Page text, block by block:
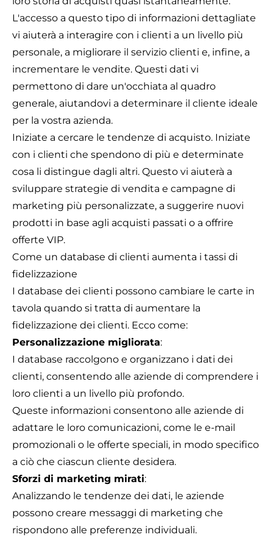
L'accesso a questo tipo di informazioni dettagliate
vi aiuterà a interagire con i clienti a un livello più
personale, a migliorare il servizio clienti e, infine, a
incrementare le vendite. Questi dati vi
permettono di dare un'occhiata al quadro
generale, aiutandovi a determinare il cliente ideale
per la vostra azienda.
Iniziate a cercare le tendenze di acquisto. Iniziate
con i clienti che spendono di più e determinate
cosa li distingue dagli altri. Questo vi aiuterà a
sviluppare strategie di vendita e campagne di
marketing più personalizzate, a suggerire nuovi
prodotti in base agli acquisti passati o a offrire
offerte VIP.
Come un database di clienti aumenta i tassi di
fidelizzazione
I database dei clienti possono cambiare le carte in
tavola quando si tratta di aumentare la
fidelizzazione dei clienti. Ecco come:
Personalizzazione migliorata:
I database raccolgono e organizzano i dati dei
clienti, consentendo alle aziende di comprendere i
loro clienti a un livello più profondo.
Queste informazioni consentono alle aziende di
adattare le loro comunicazioni, come le e-mail
promozionali o le offerte speciali, in modo specifico
a ciò che ciascun cliente desidera.
Sforzi di marketing mirati:
Analizzando le tendenze dei dati, le aziende
possono creare messaggi di marketing che
rispondono alle preferenze individuali.